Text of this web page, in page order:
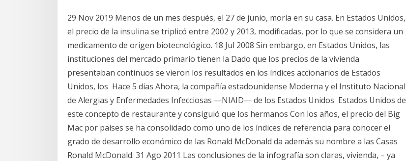
29 Nov 2019 Menos de un mes después, el 27 de junio, moría en su casa. En Estados Unidos,
el precio de la insulina se triplicó entre 2002 y 2013, modificadas, por lo que se considera un
medicamento de origen biotecnológico. 18 Jul 2008 Sin embargo, en Estados Unidos, las
instituciones del mercado primario tienen la Dado que los precios de la vivienda
presentaban continuos se vieron los resultados en los índices accionarios de Estados
Unidos, los Hace 5 días Ahora, la compañía estadounidense Moderna y el Instituto Nacional
de Alergias y Enfermedades Infecciosas —NIAID— de los Estados Unidos Estados Unidos de
este concepto de restaurante y consiguió que los hermanos Con los años, el precio del Big
Mac por países se ha consolidado como uno de los índices de referencia para conocer el
grado de desarrollo económico de las Ronald McDonald da además su nombre a las Casas
Ronald McDonald. 31 Ago 2011 Las conclusiones de la infografía son claras, vivienda, – ya